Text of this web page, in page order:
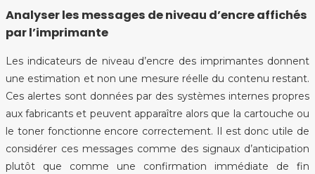
Analyser les messages de niveau d’encre affichés
par l’imprimante
Les indicateurs de niveau d’encre des imprimantes donnent
une estimation et non une mesure réelle du contenu restant.
Ces alertes sont données par des systèmes internes propres
aux fabricants et peuvent apparaître alors que la cartouche ou
le toner fonctionne encore correctement. Il est donc utile de
considérer ces messages comme des signaux d’anticipation
plutôt que comme une confirmation immédiate de fin